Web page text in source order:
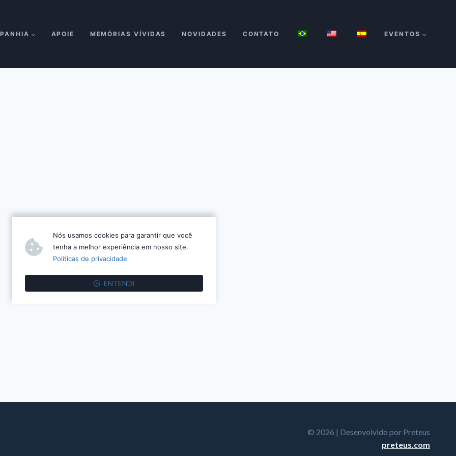
APOIE MEMÓRIAS VÍVIDAS NOVIDADES CONTATO EVENTOS
© 2026 | Desenvolvido por Preteus
preteus.com
Nós usamos cookies para garantir que você
tenha a melhor experiência em nosso site.
Políticas de privacidade
ENTENDI